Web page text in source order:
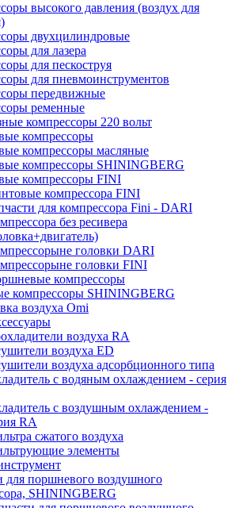
высокого давления (воздух для
двухцилиндровые
для лазера
для пескоструя
для пневмоинструментов
передвижные
ременные
компрессоры 220 вольт
компрессоры
компрессоры масляные
компрессоры SHININGBERG
компрессоры FINI
компрессора FINI
для компрессора Fini - DARI
без ресивера
головки DARI
головки FINI
компрессоры
компрессоры SHININGBERG
воздуха Omi
воздуха RA
воздуха ED
воздуха адсорбционного типа
с водяным охлаждением - серия
с воздушным охлаждением -
RA
сжатого воздуха
элементы
для поршневого воздушного
SHININGBERG